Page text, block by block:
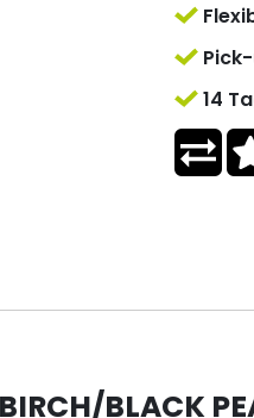
14
BLACK